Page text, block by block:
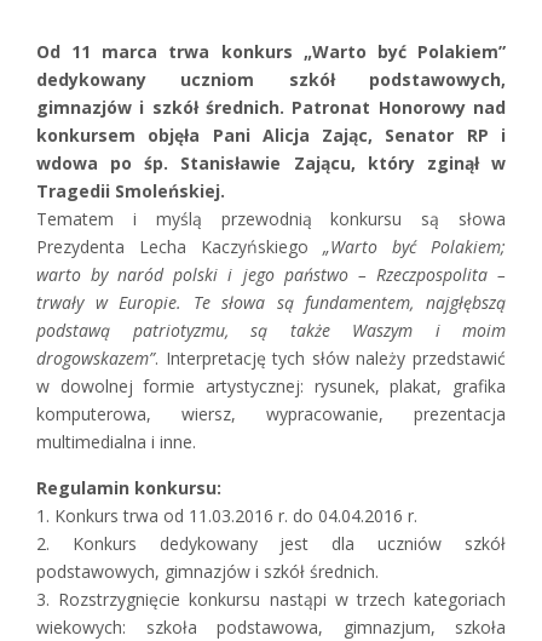
Od 11 marca trwa konkurs „Warto być Polakiem”
dedykowany uczniom szkół podstawowych,
gimnazjów i szkół średnich. Patronat Honorowy nad
konkursem objęła Pani Alicja Zając, Senator RP i
wdowa po śp. Stanisławie Zającu, który zginął w
Tragedii Smoleńskiej.
Tematem i myślą przewodnią konkursu są słowa
Prezydenta Lecha Kaczyńskiego „Warto być Polakiem;
warto by naród polski i jego państwo – Rzeczpospolita –
trwały w Europie. Te słowa są fundamentem, najgłębszą
podstawą patriotyzmu, są także Waszym i moim
drogowskazem”. Interpretację tych słów należy przedstawić
w dowolnej formie artystycznej: rysunek, plakat, grafika
komputerowa, wiersz, wypracowanie, prezentacja
multimedialna i inne.
Regulamin konkursu:
1. Konkurs trwa od 11.03.2016 r. do 04.04.2016 r.
2. Konkurs dedykowany jest dla uczniów szkół
podstawowych, gimnazjów i szkół średnich.
3. Rozstrzygnięcie konkursu nastąpi w trzech kategoriach
wiekowych: szkoła podstawowa, gimnazjum, szkoła